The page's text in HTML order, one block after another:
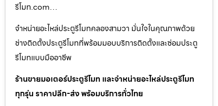
รีโมท.com…
จำหน่ายอะไหล่ประตูรีโมทคลองสามวา มั่นใจในคุณภาพด้วย
ช่างติดตั้งประตูรีโมทที่พร้อมมอบบริการติดตั้งและซ่อมประตู
รีโมทแบบมืออาชีพ
ร้านขายมอเตอร์ประตูรีโมท และจำหน่ายอะไหล่ประตูรีโมท
ทุกรุ่น ราคาปลีก-ส่ง พร้อมบริการทั่วไทย